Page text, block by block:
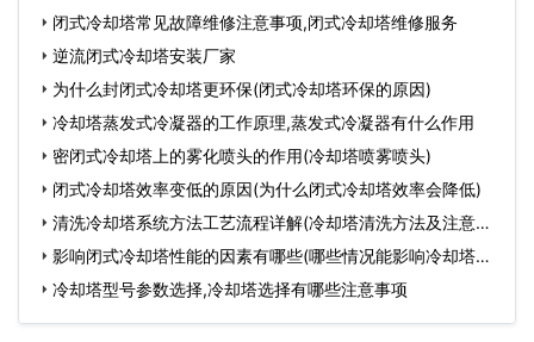
闭式冷却塔常见故障维修注意事项,闭式冷却塔维修服务
逆流闭式冷却塔安装厂家
为什么封闭式冷却塔更环保(闭式冷却塔环保的原因)
冷却塔蒸发式冷凝器的工作原理,蒸发式冷凝器有什么作用
密闭式冷却塔上的雾化喷头的作用(冷却塔喷雾喷头)
闭式冷却塔效率变低的原因(为什么闭式冷却塔效率会降低)
清洗冷却塔系统方法工艺流程详解(冷却塔清洗方法及注意细
节 影响闭式冷却塔性能的因素有哪些(哪些情况能影响冷却塔性
能 冷却塔型号参数选择,冷却塔选择有哪些注意事项